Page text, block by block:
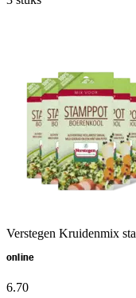
Verstegen Kruidenmix
online
6.70